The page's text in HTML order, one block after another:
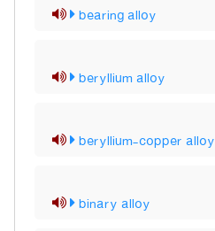
bearing alloy
beryllium alloy
beryllium-copper alloy
binary alloy